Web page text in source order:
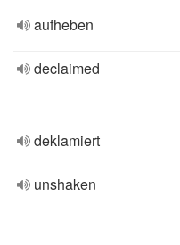
aufheben
declaimed
deklamiert
unshaken